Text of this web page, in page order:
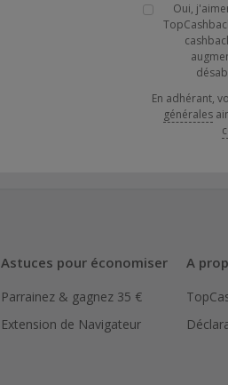
Oui,
En adhérant,
générales
Astuces pour économiser
Parrainez & gagnez 35 €
Extension de Navigateur
A